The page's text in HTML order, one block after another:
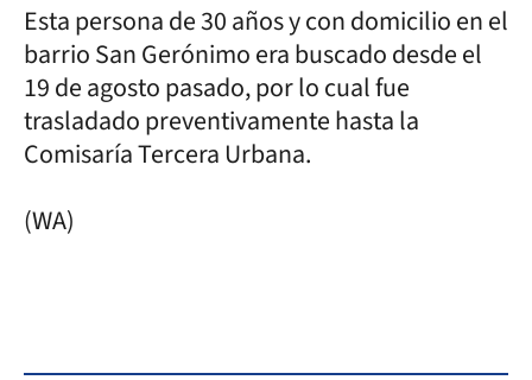
Esta persona de 30 años y con domicilio en el
barrio San Gerónimo era buscado desde el
19 de agosto pasado, por lo cual fue
trasladado preventivamente hasta la
Comisaría Tercera Urbana.
(WA)